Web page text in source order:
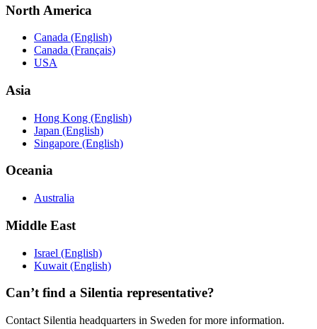
North America
Canada (English)
Canada (Français)
USA
Asia
Hong Kong (English)
Japan (English)
Singapore (English)
Oceania
Australia
Middle East
Israel (English)
Kuwait (English)
Can’t find a Silentia representative?
Contact Silentia headquarters in Sweden for more information.